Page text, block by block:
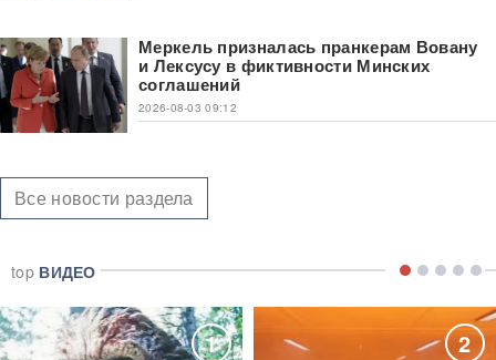
Меркель призналась пранкерам Вовану
и Лексусу в фиктивности Минских
соглашений
2026-08-03 09:12
Все новости раздела
top ВИДЕО
1 2